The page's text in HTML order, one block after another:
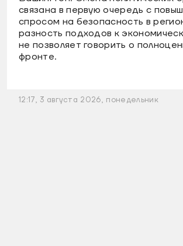
связана в первую очередь с
спросом на безопасность в
разность подходов к
не позволяет говорить о
фронте.
12:17, 3 августа 2026, понедельник